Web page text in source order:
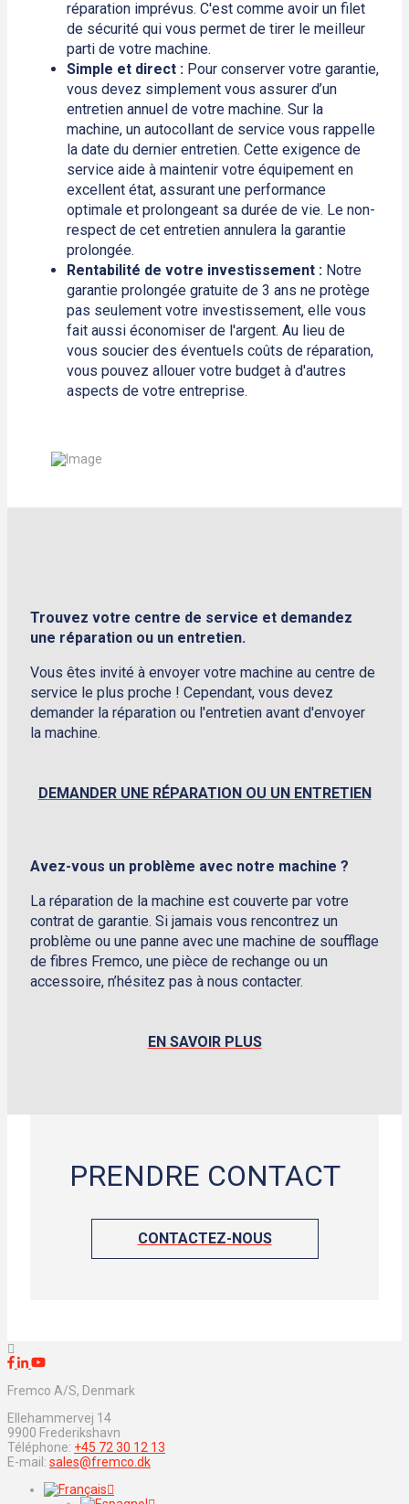
réparation imprévus. C'est comme avoir un filet
de sécurité qui vous permet de tirer le meilleur
parti de votre machine.
Simple et direct :Pour conserver votre garantie,
vous devez simplement vous assurer d’un
entretien annuel de votre machine. Sur la
machine, un autocollant de service vous rappelle
la date du dernier entretien. Cette exigence de
service aide à maintenir votre équipement en
excellent état, assurant une performance
optimale et prolongeant sa durée de vie. Le non-
respect de cet entretien annulera la garantie
prolongée.
Rentabilité de votre investissement :Notre
garantie prolongée gratuite de 3 ans ne protège
pas seulement votre investissement, elle vous
fait aussi économiser de l'argent. Au lieu de
vous soucier des éventuels coûts de réparation,
vous pouvez allouer votre budget à d'autres
aspects de votre entreprise.
Trouvez votre centre de service et demandez
une réparation ou un entretien.
Vous êtes invité à envoyer votre machine au centre de
service le plus proche ! Cependant, vous devez
demander la réparation ou l'entretien avant d'envoyer
la machine.
DEMANDER UNE RÉPARATION OU UN ENTRETIEN
Avez-vous un problème avec notre machine ?
La réparation de la machine est couverte par votre
contrat de garantie. Si jamais vous rencontrez un
problème ou une panne avec une machine de soufflage
de fibres Fremco, une pièce de rechange ou un
accessoire, n’hésitez pas à nous contacter.
EN SAVOIR PLUS
PRENDRE CONTACT
CONTACTEZ-NOUS
Fremco A/S, Denmark
Ellehammervej 14
9900 Frederikshavn
Téléphone: +45 72 30 12 13
E-mail: sales@fremco.dk